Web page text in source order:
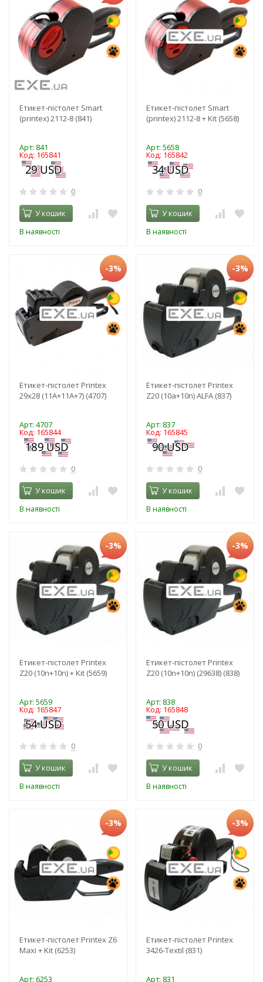
Етикет-пістолет Smart
(printex) 2112-8 (841)
Арт: 841
Код: 165841
0
У кошик
В наявності
Етикет-пістолет Smart
(printex) 2112-8 + Kit (5658)
Арт: 5658
Код: 165842
0
У кошик
В наявності
-3%
Етикет-пістолет Printex
29x28 (11A+11A+7) (4707)
Арт: 4707
Код: 165844
0
У кошик
В наявності
-3%
Етикет-пістолет Printex
Z20 (10a+10n) ALFA (837)
Арт: 837
Код: 165845
0
У кошик
В наявності
-3%
Етикет-пістолет Printex
Z20 (10n+10n) + Kit (5659)
Арт: 5659
Код: 165847
0
У кошик
В наявності
-3%
Етикет-пістолет Printex
Z20 (10n+10n) (29638) (838)
Арт: 838
Код: 165848
0
У кошик
В наявності
-3%
Етикет-пістолет Printex Z6
Maxi + Kit (6253)
Арт: 6253
-3%
Етикет-пістолет Printex
3426-Textil (831)
Арт: 831